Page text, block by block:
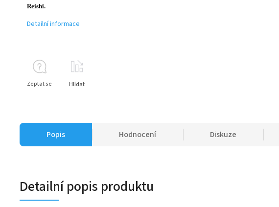
Reishi.
Detailní informace
Zeptat se Hlídat
Popis Hodnocení Diskuze
Detailní popis produktu